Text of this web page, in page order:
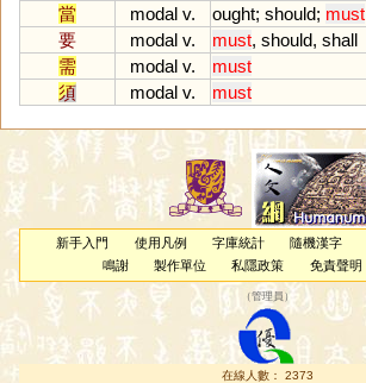
當
modal v. ought; should; must
要
modal v. must, should, shall
需
modal v.
must
須
modal v. must
新手入門 使用凡例 字庫統計 隨機漢字
鳴謝
製作單位 私隱政策 免責聲明
（管理員 ）
在線人數： 2373